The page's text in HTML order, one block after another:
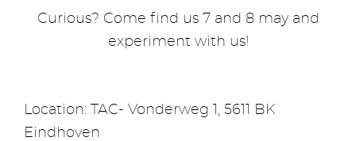
Curious? Come find us 7 and 8 may and
experiment with us!
Location: TAC- Vonderweg 1, 5611 BK
Eindhoven